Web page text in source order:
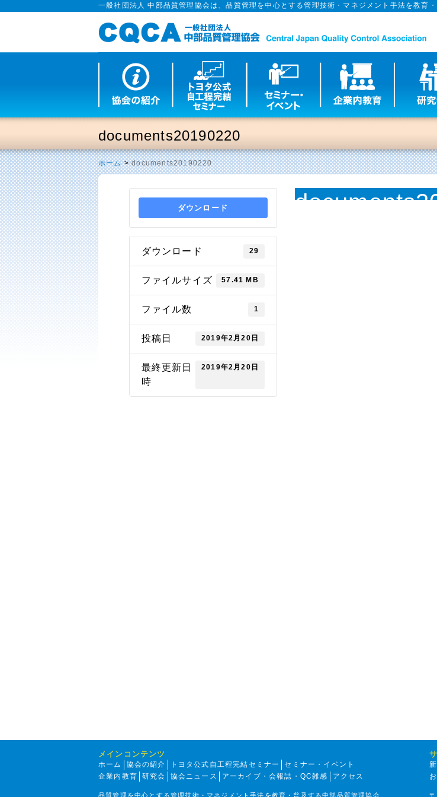
一般社団法人 中部品質管理協会は、品質管理を中心とする管理技術・マネジメント手法を教育
documents20190220
ホーム>documents20190220
ダウンロード
ダウンロード 29
ファイルサイズ 57.41 MB
ファイル数 1
投稿日 2019年2月20日
最終更新日
時
2019年2月20日
メインコンテンツ
ホーム 協会の紹介 トヨタ公式自工程完結セミナー
セミナー・イベント
企業内教育
研究会 協会ニュース アーカイブ・会報誌・QC雑感 アクセス
品質管理を中心とする管理技術・マネジメント手法を教育・普及する中部品質管理協会